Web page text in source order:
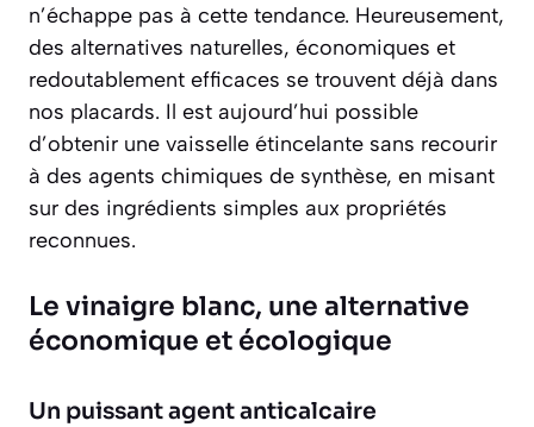
n’échappe pas à cette tendance. Heureusement,
des alternatives naturelles, économiques et
redoutablement efficaces se trouvent déjà dans
nos placards. Il est aujourd’hui possible
d’obtenir une vaisselle étincelante sans recourir
à des agents chimiques de synthèse, en misant
sur des ingrédients simples aux propriétés
reconnues.
Le vinaigre blanc, une alternative
économique et écologique
Un puissant agent anticalcaire